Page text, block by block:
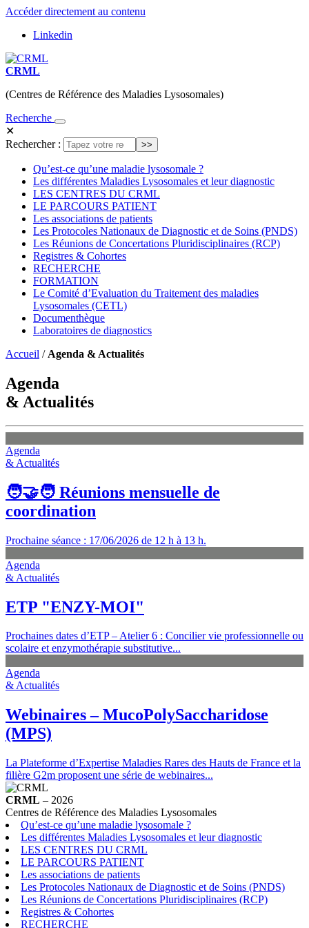
Accéder directement au contenu
Linkedin
CRML
(Centres de Référence des Maladies Lysosomales)
Recherche
✕
Rechercher :
Qu’est-ce qu’une maladie lysosomale ?
Les différentes Maladies Lysosomales et leur diagnostic
LES CENTRES DU CRML
LE PARCOURS PATIENT
Les associations de patients
Les Protocoles Nationaux de Diagnostic et de Soins (PNDS)
Les Réunions de Concertations Pluridisciplinaires (RCP)
Registres & Cohortes
RECHERCHE
FORMATION
Le Comité d’Evaluation du Traitement des maladies
Lysosomales (CETL)
Documenthèque
Laboratoires de diagnostics
Accueil / Agenda & Actualités
Agenda
& Actualités
Agenda
& Actualités
🧑‍🤝‍🧑 Réunions mensuelle de
coordination
Prochaine séance : 17/06/2026 de 12 h à 13 h.
Agenda
& Actualités
ETP "ENZY-MOI"
Prochaines dates d’ETP – Atelier 6 : Concilier vie professionnelle ou
scolaire et enzymothérapie substitutive...
Agenda
& Actualités
Webinaires – MucoPolySaccharidose
(MPS)
La Plateforme d’Expertise Maladies Rares des Hauts de France et la
filière G2m proposent une série de webinaires...
CRML – 2026
Centres de Référence des Maladies Lysosomales
Qu’est-ce qu’une maladie lysosomale ?
Les différentes Maladies Lysosomales et leur diagnostic
LES CENTRES DU CRML
LE PARCOURS PATIENT
Les associations de patients
Les Protocoles Nationaux de Diagnostic et de Soins (PNDS)
Les Réunions de Concertations Pluridisciplinaires (RCP)
Registres & Cohortes
RECHERCHE